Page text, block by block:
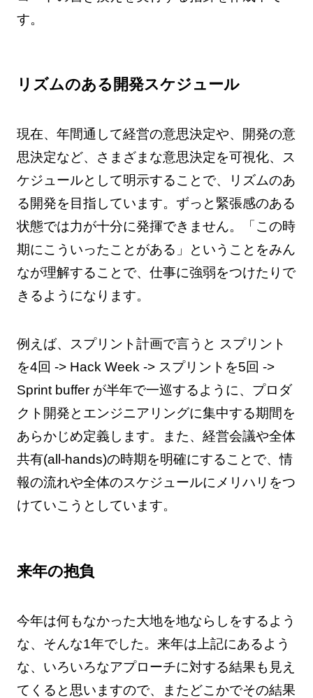
す。
リズムのある開発スケジュール
現在、年間通して経営の意思決定や、開発の意
思決定など、さまざまな意思決定を可視化、ス
ケジュールとして明示することで、リズムのあ
る開発を目指しています。ずっと緊張感のある
状態では力が十分に発揮できません。「この時
期にこういったことがある」ということをみん
なが理解することで、仕事に強弱をつけたりで
きるようになります。
例えば、スプリント計画で言うと スプリント
を4回 -> Hack Week -> スプリントを5回 ->
Sprint buffer が半年で一巡するように、プロダ
クト開発とエンジニアリングに集中する期間を
あらかじめ定義します。また、経営会議や全体
共有(all-hands)の時期を明確にすることで、情
報の流れや全体のスケジュールにメリハリをつ
けていこうとしています。
来年の抱負
今年は何もなかった大地を地ならしをするよう
な、そんな1年でした。来年は上記にあるよう
な、いろいろなアプローチに対する結果も見え
てくると思いますので、またどこかでその結果